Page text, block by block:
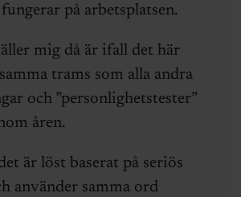
på arbetsplatsen.
mig då är ifall det här
trams som alla andra
och ”personlighetstester”
åren.
är löst baserat på seriös
använder samma ord